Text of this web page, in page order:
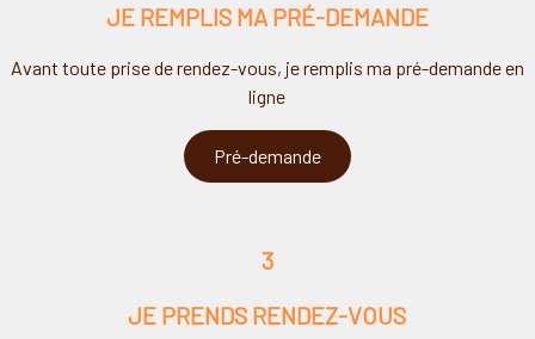
JE REMPLIS MA PRÉ-DEMANDE
Avant toute prise de rendez-vous, je remplis ma pré-demande en
ligne
Pré-demande
3
JE PRENDS RENDEZ-VOUS